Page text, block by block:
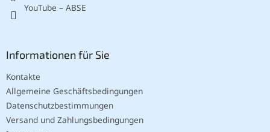
YouTube – ABSE
Informationen für Sie
Kontakte
Allgemeine Geschäftsbedingungen
Datenschutzbestimmungen
Versand und Zahlungsbedingungen